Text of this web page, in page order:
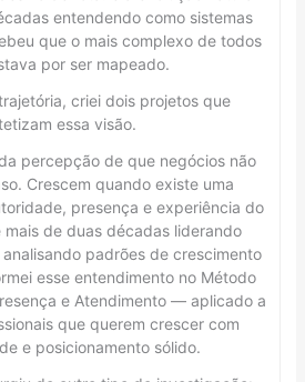
entendendo como sistemas
que o mais complexo de todos
por ser mapeado.
criei dois projetos que
essa visão.
percepção de que negócios não
Crescem quando existe uma
presença e experiência do
mais de duas décadas liderando
padrões de crescimento
esse entendimento no Método
e Atendimento — aplicado a
que querem crescer com
e posicionamento sólido.